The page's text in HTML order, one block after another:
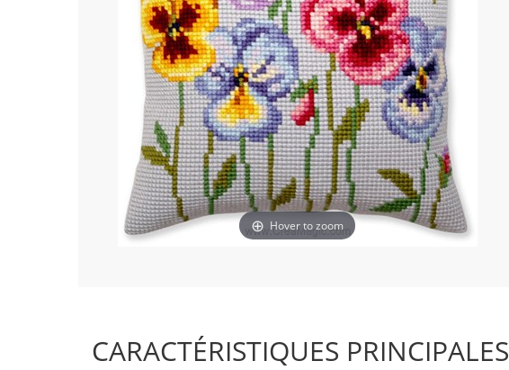
Hover to zoom
CARACTÉRISTIQUES PRINCIPALES